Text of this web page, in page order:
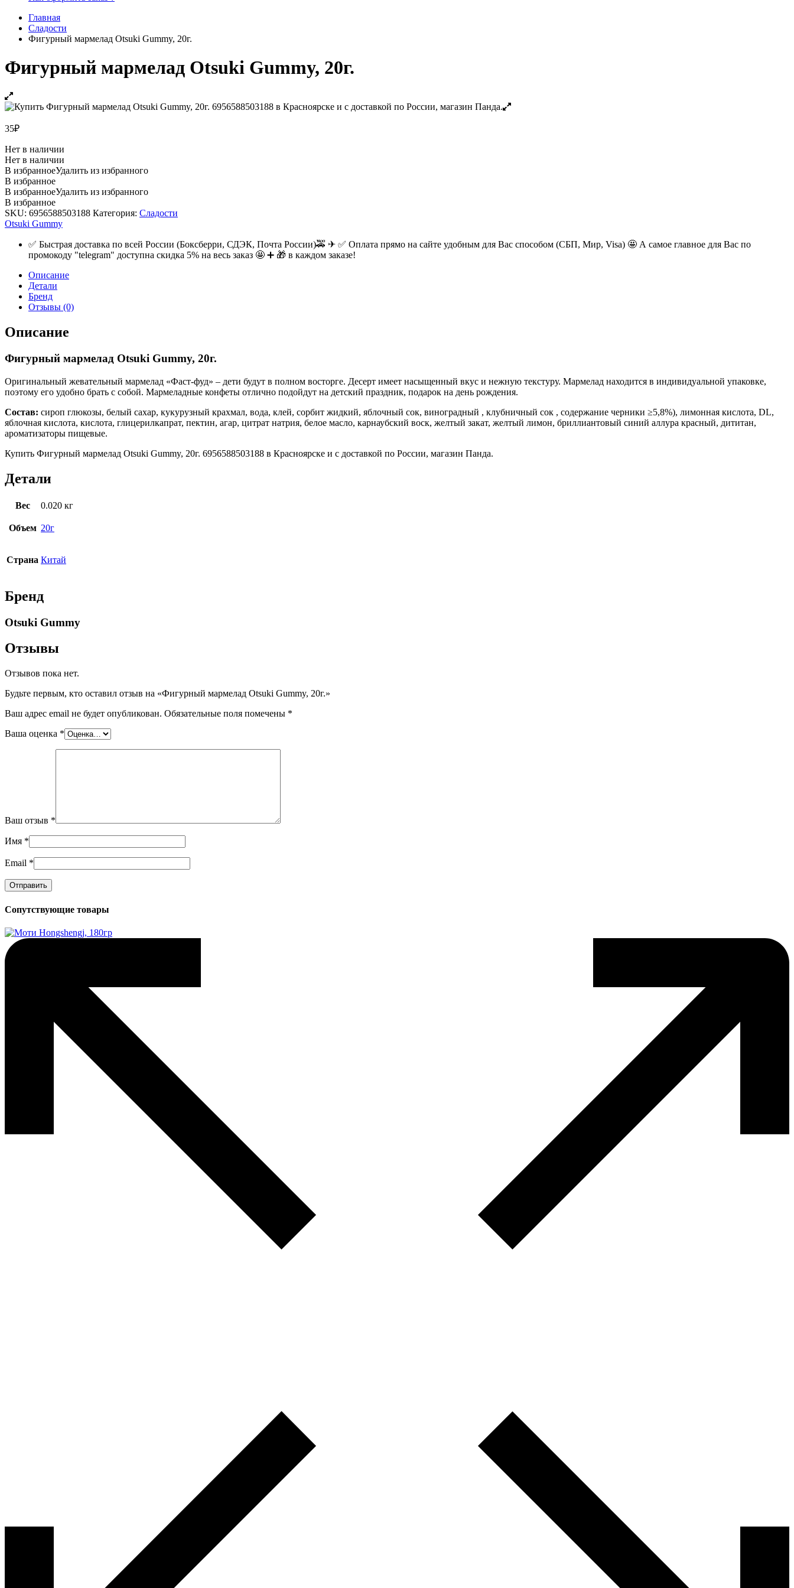
Главная
Сладости
Фигурный мармелад Otsuki Gummy, 20г.
Фигурный мармелад Otsuki Gummy, 20г.
35₽
Нет в наличии
Нет в наличии
В избранноеУдалить из избранного
В избранное
В избранноеУдалить из избранного
В избранное
SKU: 6956588503188 Категория: Сладости
Otsuki Gummy
✅ Быстрая доставка по всей России (Боксберри, СДЭК, Почта России)🚕 ✈ ✅ Оплата прямо на сайте удобным для Вас способом (СБП, Мир, Visa) 🤩 А самое главное для Вас по
промокоду "telegram" доступна скидка 5% на весь заказ 🤩 ➕ 🎁 в каждом заказе!
Описание
Детали
Бренд
Отзывы (0)
Описание
Фигурный мармелад Otsuki Gummy, 20г.
Оригинальный жевательный мармелад «Фаст-фуд» – дети будут в полном восторге. Десерт имеет насыщенный вкус и нежную текстуру. Мармелад находится в индивидуальной упаковке,
поэтому его удобно брать с собой. Мармеладные конфеты отлично подойдут на детский праздник, подарок на день рождения.
Состав: сироп глюкозы, белый сахар, кукурузный крахмал, вода, клей, сорбит жидкий, яблочный сок, виноградный , клубничный сок , содержание черники ≥5,8%), лимонная кислота, DL,
яблочная кислота, кислота, глицерилкапрат, пектин, агар, цитрат натрия, белое масло, карнаубский воск, желтый закат, желтый лимон, бриллиантовый синий аллура красный, дититан,
ароматизаторы пищевые.
Купить Фигурный мармелад Otsuki Gummy, 20г. 6956588503188 в Красноярске и с доставкой по России, магазин Панда.
Детали
Вес 0.020 кг
Объем 20г
Страна Китай
Бренд
Otsuki Gummy
Отзывы
Отзывов пока нет.
Будьте первым, кто оставил отзыв на «Фигурный мармелад Otsuki Gummy, 20г.»
Ваш адрес email не будет опубликован. Обязательные поля помечены *
Ваша оценка *
Ваш отзыв *
Имя *
Email *
Сопутствующие товары